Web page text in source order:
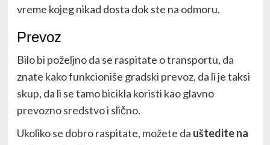
vreme kojeg nikad dosta dok ste na odmoru.
Prevoz
Bilo bi poželjno da se raspitate o transportu, da
znate kako funkcioniše gradski prevoz, da li je taksi
skup, da li se tamobicikla koristi kao glavno
prevozno sredstvo i slično.
Ukoliko se dobro raspitate, možete da uštedite na